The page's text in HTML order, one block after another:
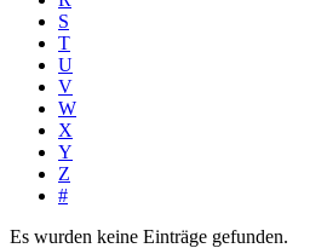
S
T
U
V
W
X
Y
Z
#
Es wurden keine Einträge gefunden.